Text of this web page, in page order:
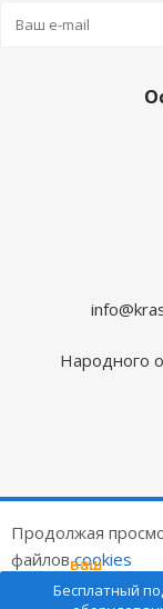
Народного
Цены на
Бесплатный
ваш
подарок
Продолжая
файловcookies
ОК